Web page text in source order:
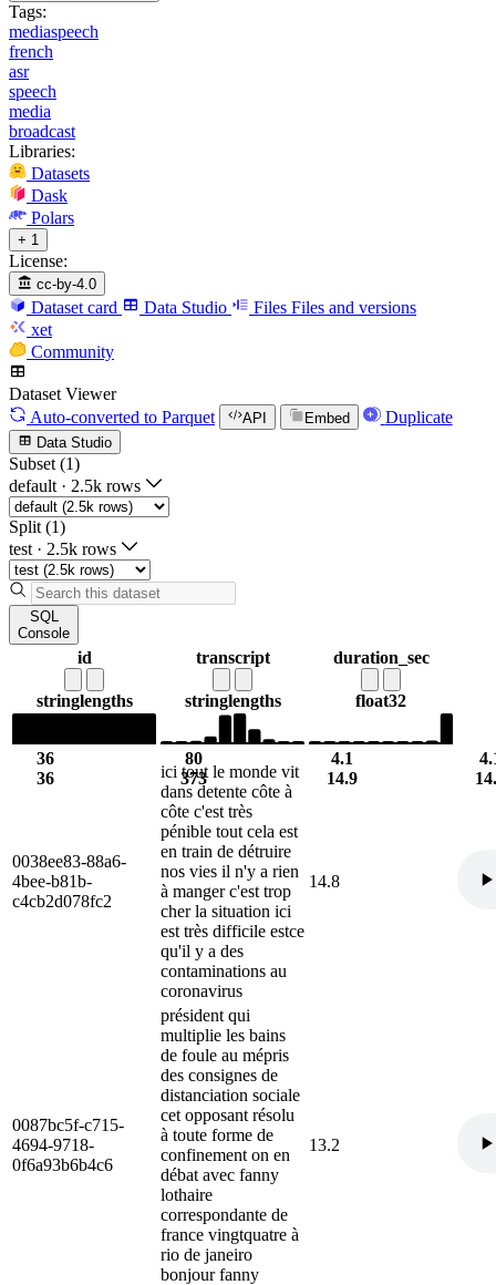
Tags:
mediaspeech
french
asr
speech
media
broadcast
Libraries:
Datasets
Dask
Polars
+ 1
License:
cc-by-4.0
Dataset card Data Studio Files Files and versions
xet
Community
Dataset Viewer
Auto-converted to Parquet API Embed Duplicate
Data Studio
Subset (1)
default · 2.5k rows
Split (1)
test · 2.5k rows
SQL
Console
id
stringlengths
36
36
transcript
stringlengths
80
373
duration_sec
float32
4.1
14.9
0038ee83-88a6-
4bee-b81b-
c4cb2d078fc2
ici tout le monde vit
dans detente côte à
côte c'est très
pénible tout cela est
en train de détruire
nos vies il n'y a rien
à manger c'est trop
cher la situation ici
est très difficile estce
qu'il y a des
contaminations au
coronavirus
14.8
0087bc5f-c715-
4694-9718-
0f6a93b6b4c6
président qui
multiplie les bains
de foule au mépris
des consignes de
distanciation sociale
cet opposant résolu
à toute forme de
confinement on en
débat avec fanny
lothaire
correspondante de
france vingtquatre à
rio de janeiro
bonjour fanny
13.2